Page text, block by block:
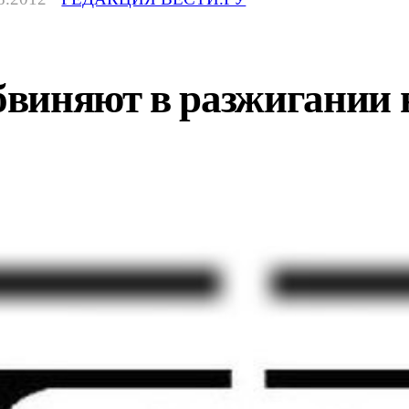
в разжигании